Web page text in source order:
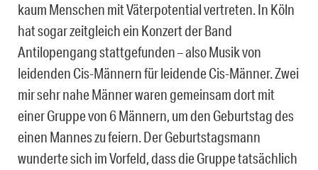
kaum Menschen mit Väterpotential vertreten. In Köln
hat sogar zeitgleich ein Konzert der Band
Antilopengang stattgefunden – also Musik von
leidenden Cis-Männern für leidende Cis-Männer. Zwei
mir sehr nahe Männer waren gemeinsam dort mit
einer Gruppe von 6 Männern, um den Geburtstag des
einen Mannes zu feiern. Der Geburtstagsmann
wunderte sich im Vorfeld, dass die Gruppe tatsächlich